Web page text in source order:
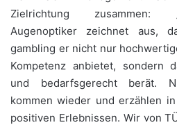
Zielrichtung zusammen:
Augenoptiker zeichnet aus,
gambling er nicht nur
Kompetenz anbietet, sondern
und bedarfsgerecht berät.
kommen wieder und erzählen
positiven Erlebnissen. Wir von